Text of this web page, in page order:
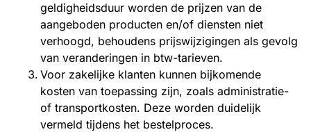
geldigheidsduur worden de prijzen van de
aangeboden producten en/of diensten niet
verhoogd, behoudens prijswijzigingen als gevolg
van veranderingen in btw-tarieven.
Voor zakelijke klanten kunnen bijkomende
kosten van toepassing zijn, zoals administratie-
of transportkosten. Deze worden duidelijk
vermeld tijdens het bestelproces.